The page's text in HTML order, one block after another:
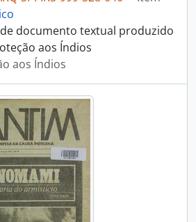
documento textual produzido
aos Índios
aos Índios